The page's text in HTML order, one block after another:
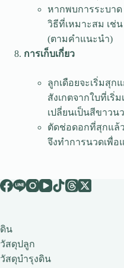
หากพบการระบา
วิธีที่เหมาะสม เช่
(ตามคำแนะนำ)
การเก็บเกี่ยว
ลูกเดือยจะเริ่มสุก
สังเกตจากใบที่เริ่
เปลี่ยนเป็นสีขาวน
ตัดช่อดอกที่สุกแล้
จึงทำการนวดเพื่อ
ดิน
วัสดุปลูก
วัสดุบำรุงดิน